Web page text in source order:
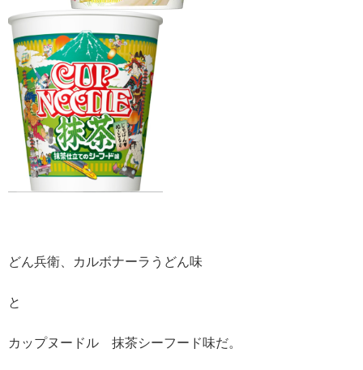
どん兵衛、カルボナーラうどん味
と
カップヌードル 抹茶シーフード味だ。